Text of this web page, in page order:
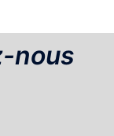
nous